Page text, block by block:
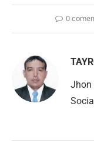
0
Jhon
Social